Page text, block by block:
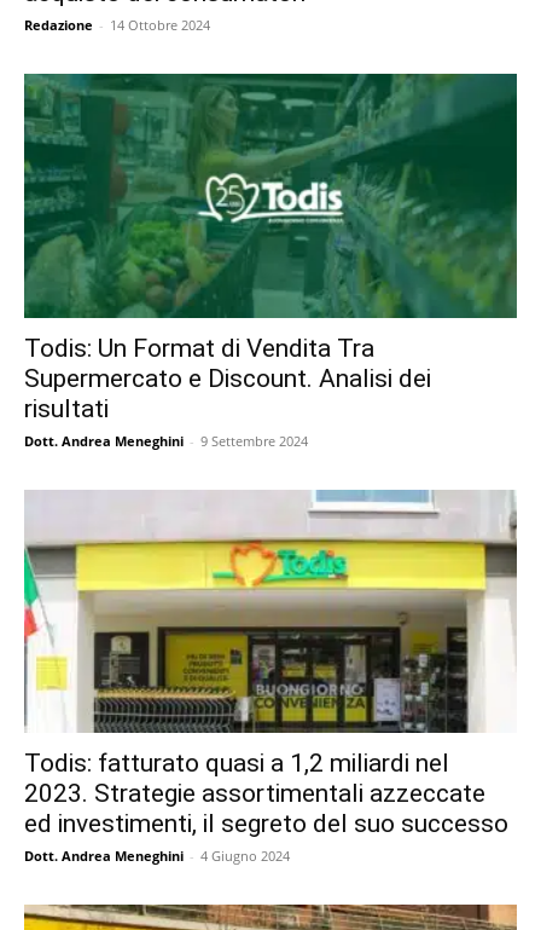
Redazione - 14 Ottobre 2024
Todis: Un Format di Vendita Tra
Supermercato e Discount. Analisi dei
risultati
Dott. Andrea Meneghini - 9 Settembre 2024
Todis: fatturato quasi a 1,2 miliardi nel
2023. Strategie assortimentali azzeccate
ed investimenti, il segreto del suo successo
Dott. Andrea Meneghini - 4 Giugno 2024